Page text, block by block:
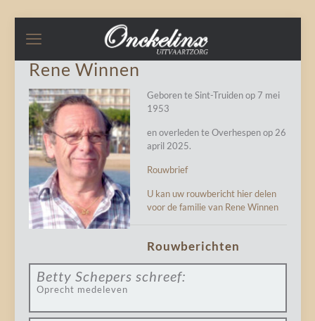
Rene Winnen
Geboren te Sint-Truiden op 7 mei
1953
en overleden te Overhespen op 26
april 2025.
Rouwbrief
U kan uw rouwbericht hier delen
voor de familie van Rene Winnen
Rouwberichten
Betty Schepers schreef:
Oprecht medeleven